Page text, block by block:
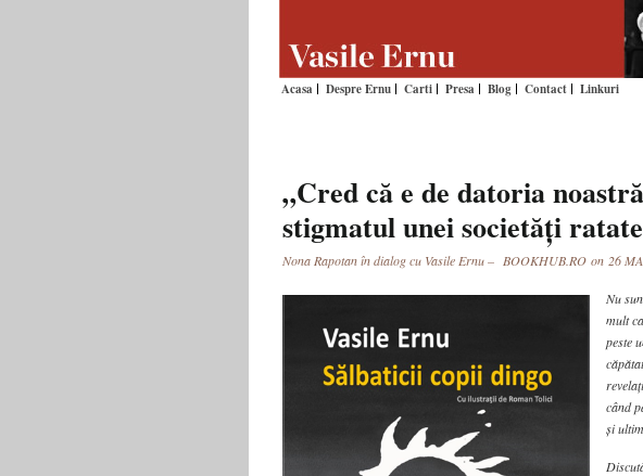
Acasa Despre Ernu Carti Presa Blog Contact Linkuri
„Cred că e de datoria
stigmatul unei societăți
Nona Rapotan în dialog cu Vasile Ernu – BOOKHUB.RO on 26
Nu
mult
peste
când
și